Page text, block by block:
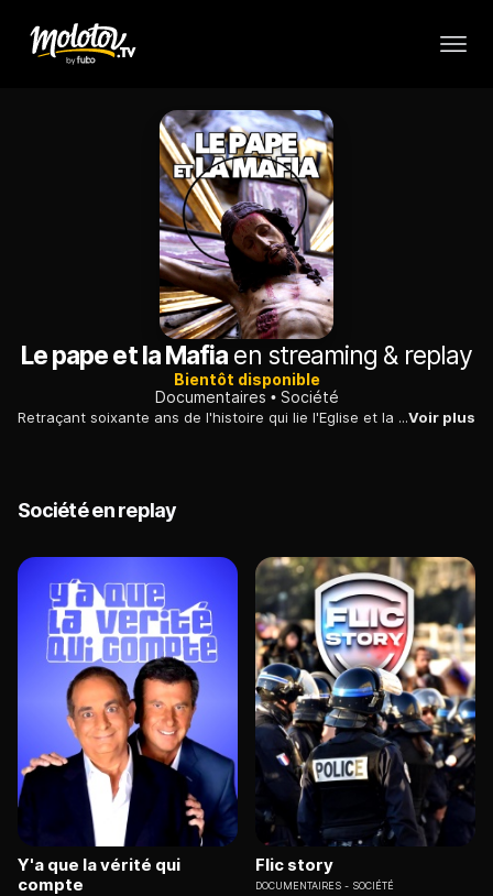
Le pape et la Mafia en streaming & replay
Bientôt disponible
Documentaires
Société
Retraçant soixante ans de l'histoire qui lie l'Eglise et la mafia, entre collusion et résistances, John Dickie explore les terres mafieuses de l'Italie.Voir plus
Société en replay
Y'a que la vérité qui
compte
Flic story
DOCUMENTAIRES SOCIÉTÉ